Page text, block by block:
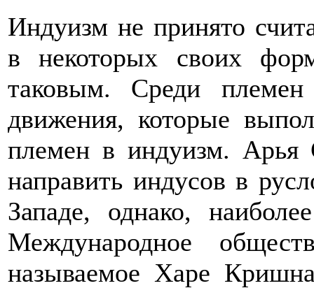
Индуизм не принято
в некоторых своих
таковым. Среди
движения, которые
племен в индуизм. Арья
направить индусов в
Западе, однако,
Международное
называемое Харе